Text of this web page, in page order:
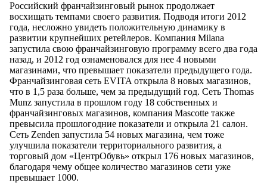
Российский франчайзинговый рынок продолжает
восхищать темпами своего развития. Подводя итоги 2012
года, несложно увидеть положительную динамику в
развитии крупнейших ретейлеров. Компания Milana
запустила свою франчайзинговую программу всего два года
назад, и 2012 год ознаменовался для нее 4 новыми
магазинами, что превышает показатели предыдущего года.
Франчайзинговая сеть EVITA открыла 8 новых магазинов,
что в 1,5 раза больше, чем за предыдущий год. Сеть Thomas
Munz запустила в прошлом году 18 собственных и
франчайзинговых магазинов, компания Mascotte также
превысила прошлогодние показатели и открыла 21 салон.
Сеть Zenden запустила 54 новых магазина, чем тоже
улучшила показатели территориального развития, а
торговый дом «ЦентрОбувь» открыл 176 новых магазинов,
благодаря чему общее количество магазинов сети уже
превышает 1000.